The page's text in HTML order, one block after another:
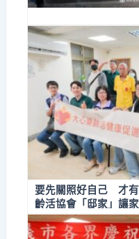
要先關照好自己 才
齡活協會「邸家」讓